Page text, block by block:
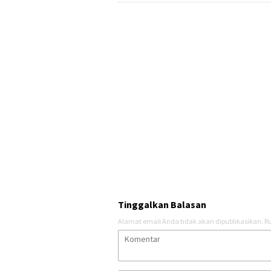
Tinggalkan Balasan
Alamat email Anda tidak akan dipublikasikan.